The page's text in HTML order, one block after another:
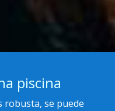
piscina
robusta, se puede